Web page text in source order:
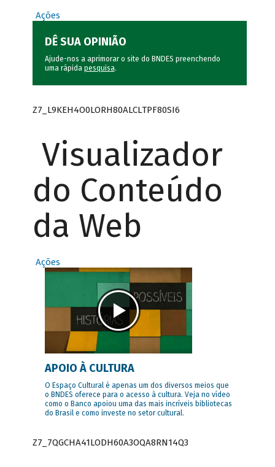
Ações
DÊ SUA OPINIÃO
Ajude-nos a aprimorar o site do BNDES preenchendo
uma rápida pesquisa.
Z7_L9KEH4O0LORH80ALCLTPF80SI6
Visualizador
do Conteúdo
da Web
Ações
APOIO À CULTURA
O Espaço Cultural é apenas um dos diversos meios que
o BNDES oferece para o acesso à cultura. Veja no vídeo
como o Banco apoiou uma das mais incríveis bibliotecas
do Brasil e como investe no setor cultural.
Z7_7QGCHA41LODH60A3OQA8RN14Q3